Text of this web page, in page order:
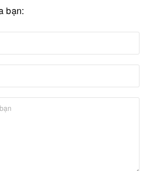
bạn: